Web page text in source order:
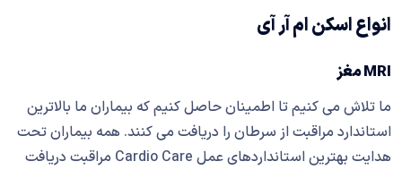
انواع اسکن ام آر آی
MRI مغز
ما تلاش می کنیم تا اطمینان حاصل کنیم که بیماران ما بالاترین
استاندارد مراقبت از سرطان را دریافت می کنند. همه بیماران تحت
هدایت بهترین استانداردهای عمل Cardio Care مراقبت دریافت